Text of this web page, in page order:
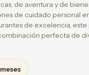
de aventura y de
de cuidado personal
de excelencia, este
perfecta de